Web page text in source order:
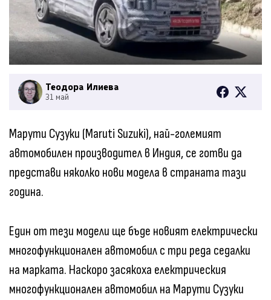
Теодора Илиева
31 май
Марути Сузуки (Maruti Suzuki), най-големият
автомобилен производител в Индия, се готви да
представи няколко нови модела в страната тази
година.
Един от тези модели ще бъде новият електрически
многофункционален автомобил с три реда седалки
на марката. Наскоро засякоха електрическия
многофункционален автомобил на Марути Сузуки